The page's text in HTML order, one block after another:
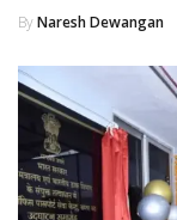
ByNaresh Dewangan